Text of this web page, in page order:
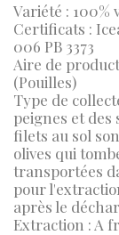
Variété : 100%
Certificats :
006 PB 3373
Aire de
(Pouilles)
Type de
peignes et des
filets au sol
olives qui
transportées
pour
après le
Extraction : A